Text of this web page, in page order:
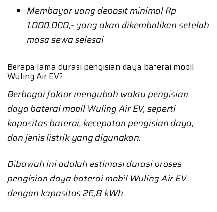
Membayar uang deposit minimal Rp
1.000.000,- yang akan dikembalikan setelah
masa sewa selesai
Berapa lama durasi pengisian daya baterai mobil
Wuling Air EV?
Berbagai faktor mengubah waktu pengisian
daya baterai mobil Wuling Air EV, seperti
kapasitas baterai, kecepatan pengisian daya,
dan jenis listrik yang digunakan.
Dibawah ini adalah estimasi durasi proses
pengisian daya baterai mobil Wuling Air EV
dengan kapasitas 26,8 kWh